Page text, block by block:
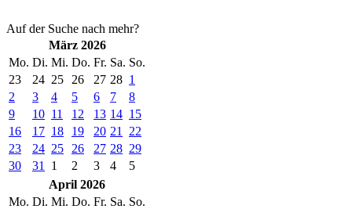
Auf der Suche nach mehr?
März 2026
Mo. Di. Mi. Do. Fr. Sa. So.
23
24 25 26 27 28 1
2
3 4 5 6 7
8
9
10 11 12 13 14 15
16
17 18 19 20 21
22
23
24 25 26 27 28 29
30
31 1 2 3 4
5
April 2026
Mo. Di. Mi. Do. Fr. Sa. So.